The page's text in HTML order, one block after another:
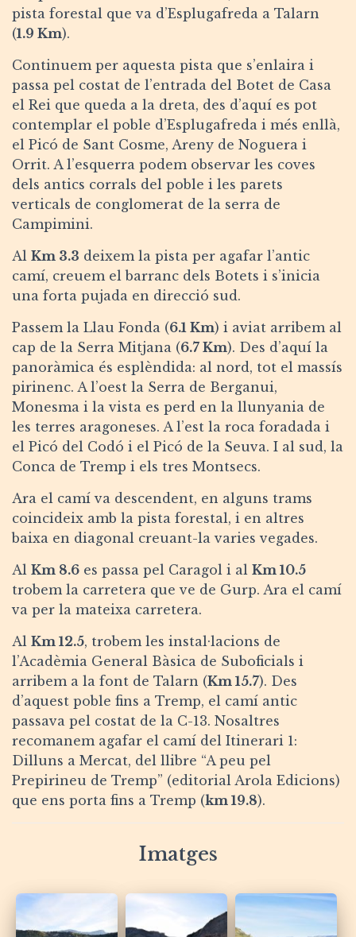
pista forestal que va d’Esplugafreda a Talarn
(1.9 Km).
Continuem per aquesta pista que s’enlaira i
passa pel costat de l’entrada del Botet de Casa
el Rei que queda a la dreta, des d’aquí es pot
contemplar el poble d’Esplugafreda i més enllà,
el Picó de Sant Cosme, Areny de Noguera i
Orrit. A l’esquerra podem observar les coves
dels antics corrals del poble i les parets
verticals de conglomerat de la serra de
Campimini.
Al Km 3.3 deixem la pista per agafar l’antic
camí, creuem el barranc dels Botets i s’inicia
una forta pujada en direcció sud.
Passem la Llau Fonda (6.1 Km) i aviat arribem al
cap de la Serra Mitjana (6.7 Km). Des d’aquí la
panoràmica és esplèndida: al nord, tot el massís
pirinenc. A l’oest la Serra de Berganui,
Monesma i la vista es perd en la llunyania de
les terres aragoneses. A l’est la roca foradada i
el Picó del Codó i el Picó de la Seuva. I al sud, la
Conca de Tremp i els tres Montsecs.
Ara el camí va descendent, en alguns trams
coincideix amb la pista forestal, i en altres
baixa en diagonal creuant-la varies vegades.
Al Km 8.6 es passa pel Caragol i al Km 10.5
trobem la carretera que ve de Gurp. Ara el camí
va per la mateixa carretera.
Al Km 12.5, trobem les instal·lacions de
l’Acadèmia General Bàsica de Suboficials i
arribem a la font de Talarn (Km 15.7). Des
d’aquest poble fins a Tremp, el camí antic
passava pel costat de la C-13. Nosaltres
recomanem agafar el camí del Itinerari 1:
Dilluns a Mercat, del llibre “A peu pel
Prepirineu de Tremp” (editorial Arola Edicions)
que ens porta fins a Tremp (km 19.8).
Imatges